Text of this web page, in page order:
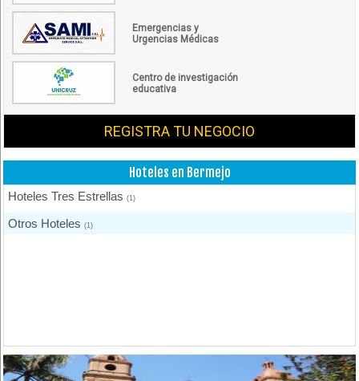
Emergencias y
Urgencias Médicas
Centro de investigación
educativa
REGISTRA TU NEGOCIO
Hoteles en Bermejo
Hoteles Tres Estrellas(1)
Otros Hoteles(1)